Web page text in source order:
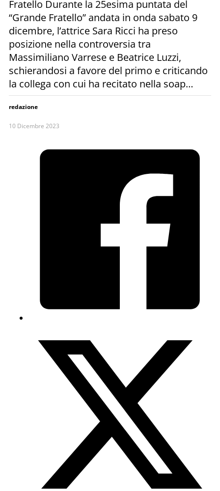
Fratello Durante la 25esima puntata del
“Grande Fratello” andata in onda sabato 9
dicembre, l’attrice Sara Ricci ha preso
posizione nella controversia tra
Massimiliano Varrese e Beatrice Luzzi,
schierandosi a favore del primo e criticando
la collega con cui ha recitato nella soap…
redazione
10 Dicembre 2023